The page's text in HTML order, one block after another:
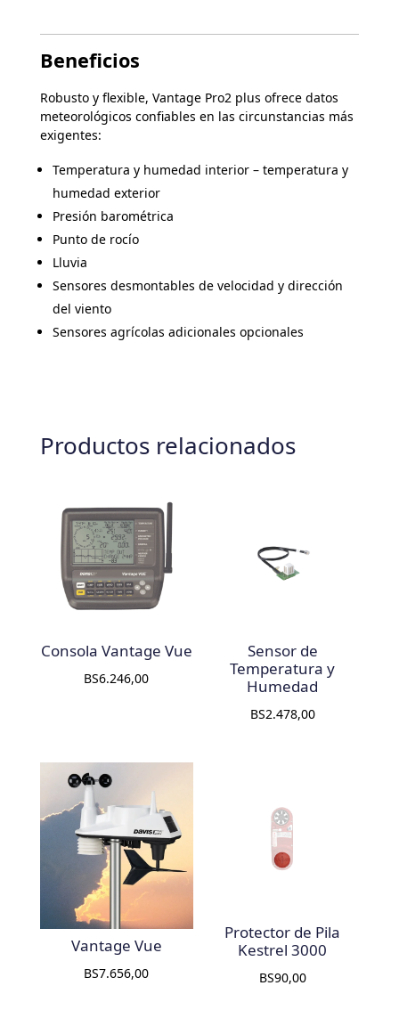
Beneficios
Robusto y flexible, Vantage Pro2 plus ofrece datos
meteorológicos confiables en las circunstancias más
exigentes:
Temperatura y humedad interior – temperatura y
humedad exterior
Presión barométrica
Punto de rocío
Lluvia
Sensores desmontables de velocidad y dirección
del viento
Sensores agrícolas adicionales opcionales
Productos relacionados
Consola Vantage Vue
BS6.246,00
Sensor de
Temperatura y
Humedad
BS2.478,00
Vantage Vue
BS7.656,00
Protector de Pila
Kestrel 3000
BS90,00